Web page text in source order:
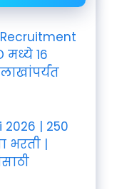
मध्ये 16
लाखांपर्यंत
2026 | 250
भरती |